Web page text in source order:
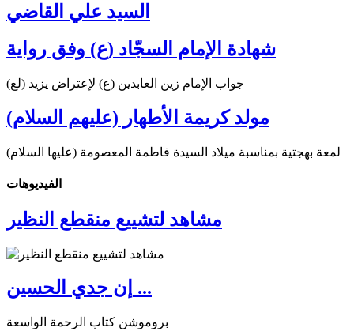
السيد علي القاضي
شهادة الإمام السجّاد (ع) وفق رواية
جواب الإمام زين العابدين (ع) لإعتراض يزيد (لع)
مولد كريمة الأطهار (عليهم السلام)
لمعة بهجتية بمناسبة ميلاد السيدة فاطمة المعصومة (عليها السلام)
الفیدیوهات
مشاهد لتشييع منقطع النظير
إن جدي الحسين ...
بروموشن كتاب الرحمة الواسعة